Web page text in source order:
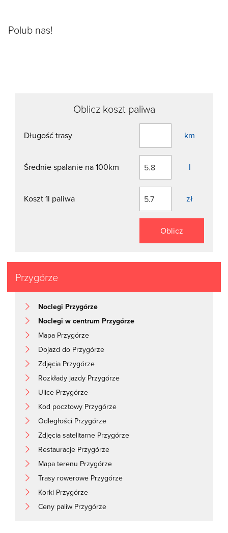
Polub nas!
Oblicz koszt paliwa
Długość trasy km
Średnie spalanie na 100km l
Koszt 1l paliwa zł
Oblicz
Przygórze
Noclegi Przygórze
Noclegi w centrum Przygórze
Mapa Przygórze
Dojazd do Przygórze
Zdjęcia Przygórze
Rozkłady jazdy Przygórze
Ulice Przygórze
Kod pocztowy Przygórze
Odległości Przygórze
Zdjęcia satelitarne Przygórze
Restauracje Przygórze
Mapa terenu Przygórze
Trasy rowerowe Przygórze
Korki Przygórze
Ceny paliw Przygórze